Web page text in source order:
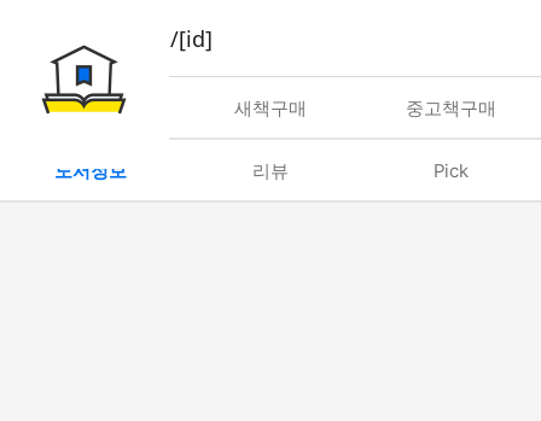
book/rent/[id]
대여 새책구매 중고책구매
도서정보 리뷰 Pick